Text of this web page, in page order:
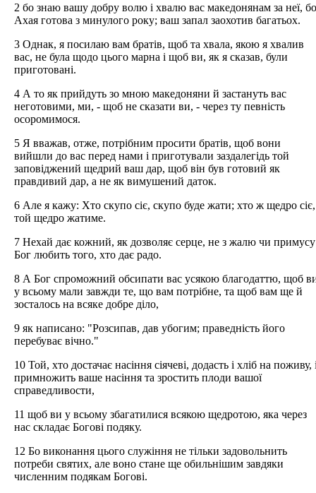
2 бо знаю вашу добру волю і хвалю вас македонянам за неї, бо
Ахая готова з минулого року; ваш запал заохотив багатьох.
3 Однак, я посилаю вам братів, щоб та хвала, якою я хвалив
вас, не була щодо цього марна і щоб ви, як я сказав, були
приготовані.
4 А то як прийдуть зо мною македоняни й застануть вас
неготовими, ми, - щоб не сказати ви, - через ту певність
осоромимося.
5 Я вважав, отже, потрібним просити братів, щоб вони
вийшли до вас перед нами і приготували заздалегідь той
заповіджений щедрий ваш дар, щоб він був готовий як
правдивий дар, а не як вимушений даток.
6 Але я кажу: Хто скупо сіє, скупо буде жати; хто ж щедро сіє,
той щедро жатиме.
7 Нехай дає кожний, як дозволяє серце, не з жалю чи
Бог любить того, хто дає радо.
8 А Бог спроможний обсипати вас усякою благодаттю, щоб
у всьому мали завжди те, що вам потрібне, та щоб вам ще й
зосталось на всяке добре діло,
9 як написано: "Розсипав, дав убогим; праведність його
перебуває вічно."
10 Той, хто достачає насіння сіячеві, додасть і хліб на поживу,
примножить ваше насіння та зростить плоди вашої
справедливости,
11 щоб ви у всьому збагатилися всякою щедротою, яка через
нас складає Богові подяку.
12 Бо виконання цього служіння не тільки задовольнить
потреби святих, але воно стане ще обильнішим завдяки
численним подякам Богові.